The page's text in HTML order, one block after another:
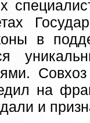
в
Совхоз
на
и